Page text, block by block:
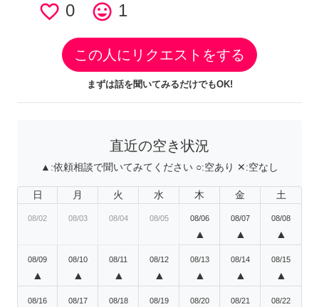
favorite_border 0 tag_faces 1
この人にリクエストをする
まずは話を聞いてみるだけでもOK!
直近の空き状況
▲:依頼相談で聞いてみてください ○:空あり ✕:空なし
日 月 火 水 木 金 土
08/02 08/03 08/04 08/05 08/06
▲
08/07
▲
08/08
▲
08/09
▲
08/10
▲
08/11
▲
08/12
▲
08/13
▲
08/14
▲
08/15
▲
08/16 08/17 08/18 08/19 08/20 08/21 08/22